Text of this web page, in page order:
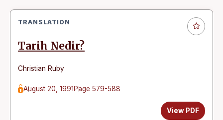
TRANSLATION
Tarih Nedir?
Christian Ruby
August 20, 1991 Page 579-588
View PDF